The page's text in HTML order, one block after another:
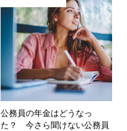
公務員の年金はどうなっ
た？ 今さら聞けない公務員